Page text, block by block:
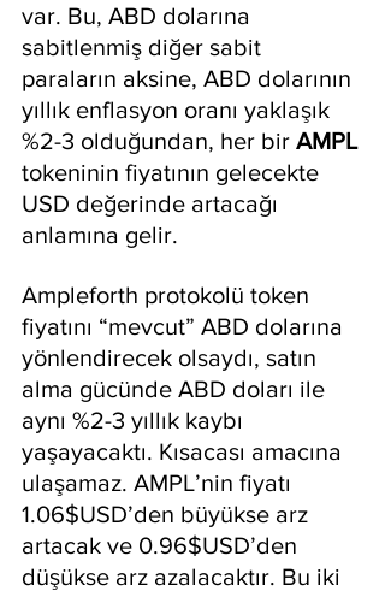
var. Bu, ABD dolarına
sabitlenmiş diğer sabit
paraların aksine, ABD dolarının
yıllık enflasyon oranı yaklaşık
%2-3 olduğundan, her bir AMPL
tokeninin fiyatının gelecekte
USD değerinde artacağı
anlamına gelir.
Ampleforth protokolü token
fiyatını “mevcut” ABD dolarına
yönlendirecek olsaydı, satın
alma gücünde ABD doları ile
aynı %2-3 yıllık kaybı
yaşayacaktı. Kısacası amacına
ulaşamaz. AMPL’nin fiyatı
1.06$USD’den büyükse arz
artacak ve 0.96$USD’den
düşükse arz azalacaktır. Bu iki